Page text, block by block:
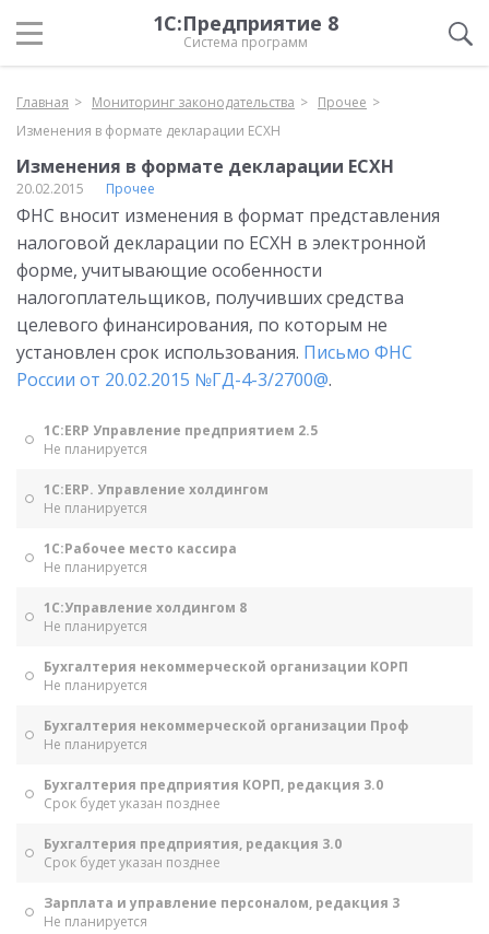
1С:Предприятие 8
Система программ
Главная Мониторинг законодательства
Прочее
Изменения в формате декларации ЕСХН
Изменения в формате декларации ЕСХН
20.02.2015 Прочее
ФНС вносит изменения в формат представления
налоговой декларации по ЕСХН в электронной
форме, учитывающие особенности
налогоплательщиков, получивших средства
целевого финансирования, по которым не
установлен срок использования. Письмо ФНС
России от 20.02.2015 №ГД-4-3/2700@.
1С:ERP Управление предприятием 2.5
Не планируется
1С:ERP. Управление холдингом
Не планируется
1С:Рабочее место кассира
Не планируется
1С:Управление холдингом 8
Не планируется
Бухгалтерия некоммерческой организации КОРП
Не планируется
Бухгалтерия некоммерческой организации Проф
Не планируется
Бухгалтерия предприятия КОРП, редакция 3.0
Срок будет указан позднее
Бухгалтерия предприятия, редакция 3.0
Срок будет указан позднее
Зарплата и управление персоналом, редакция 3
Не планируется